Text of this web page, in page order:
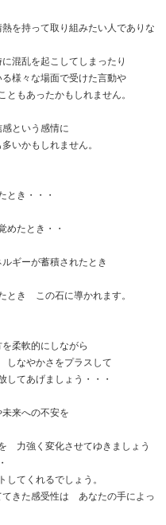
を持って取り組みたい人でありな
混乱を起こしてしまったり
様々な場面で受けた言動や
ともあったかもしれません。
という感情に
いかもしれません。
とき・・・
めたとき・・
ギーが蓄積されたとき
き この石に導かれます。
を柔軟的にしながら
なやかさをプラスして
てあげましょう・・・
来への不安を
力強く変化させてゆきましょう
てくれるでしょう。
てきた感受性は あなたの手によっ